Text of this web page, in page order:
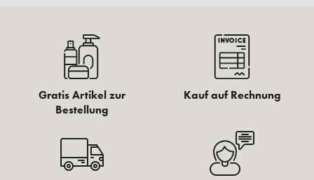
Gratis Artikel zur
Bestellung
Kauf auf Rechnung